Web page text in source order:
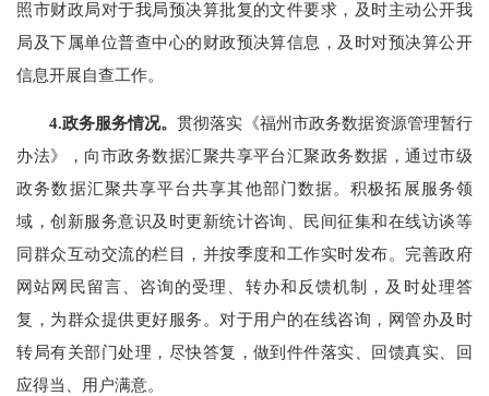
照市财政局对于我局预决算批复的文件要求，及时主动公开我
局及下属单位普查中心的财政预决算信息， 及时对预决算公开
信息开展自查工作。
4.政务服务情况。贯彻落实《福州市政务数据资源管理暂行
办法》，向市政务数据汇聚共享平台汇聚政务数据 ，通过市级
政务数据汇聚共享平台共享其他部门数据。积极拓展服务领
域，创新服务意识及时更新统计咨询、民间征集和在线访谈等
同群众互动交流的栏目，并按季度和工作实时发布。 完善政府
网站网民留言、咨询的受理、转办和反馈机制，及时处理答
复，为群众提供更好服务。 对于用户的在线咨询，网管办及时
转局有关部门处理，尽快答复，做到件件落实、回馈真实、回
应得当、用户满意。